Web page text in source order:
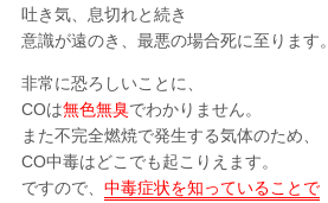
吐き気、息切れと続き
意識が遠のき、最悪の場合死に至ります。
非常に恐ろしいことに、
COは無色無臭でわかりません。
また不完全燃焼で発生する気体のため、
CO中毒はどこでも起こりえます。
ですので、 中毒症状を知っていることで